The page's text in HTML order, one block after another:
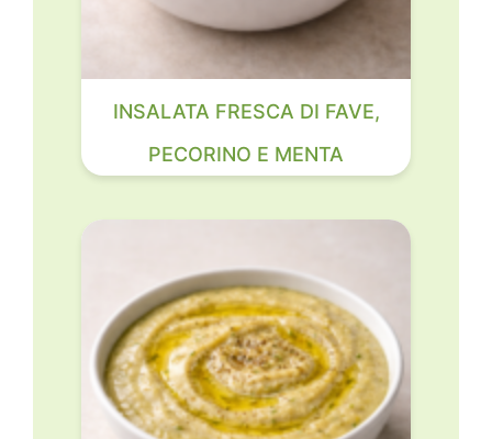
INSALATA FRESCA DI FAVE,
PECORINO E MENTA